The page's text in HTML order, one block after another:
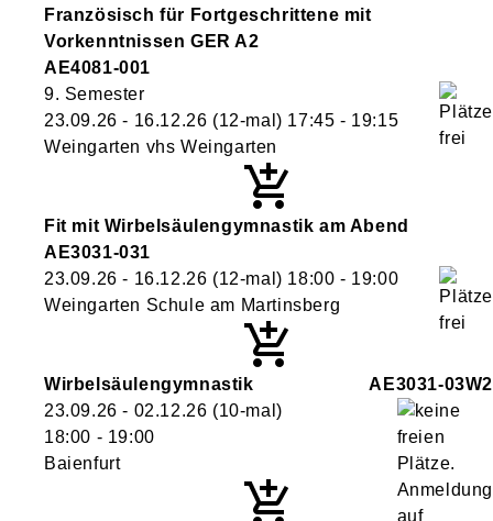
Französisch für Fortgeschrittene mit
Vorkenntnissen GER A2
AE4081-001
9. Semester
23.09.26 - 16.12.26 (12-mal) 17:45 - 19:15
Weingarten vhs Weingarten
Fit mit Wirbelsäulengymnastik am Abend
AE3031-031
23.09.26 - 16.12.26 (12-mal) 18:00 - 19:00
Weingarten Schule am Martinsberg
Wirbelsäulengymnastik
AE3031-03W2
23.09.26 - 02.12.26 (10-mal)
18:00 - 19:00
Baienfurt